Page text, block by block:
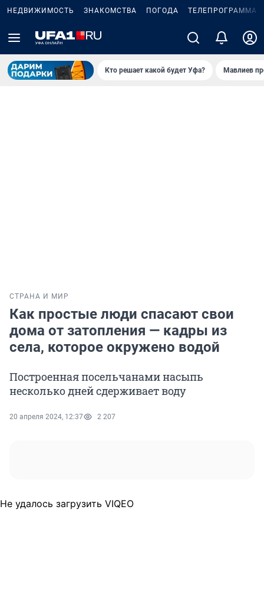
НЕДВИЖИМОСТЬ ЗНАКОМСТВА ПОГОДА ТЕЛЕПРОГРАММА
Кто решает какой будет Уфа? Мавлиев
СТРАНА И МИР
Как простые люди спасают свои
дома от затопления — кадры из
села, которое окружено водой
Построенная посельчанами насыпь
несколько дней сдерживает воду
20 апреля 2024, 12:37 2 207
Не удалось загрузить VIQEO